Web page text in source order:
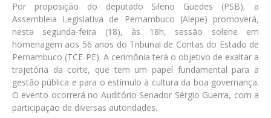
Por proposição do deputado Sileno Guedes (PSB), a
Assembleia Legislativa de Pernambuco (Alepe) promoverá,
nesta segunda-feira (18), às 18h, sessão solene em
homenagem aos 56 anos do Tribunal de Contas do Estado de
Pernambuco (TCE-PE). A cerimônia terá o objetivo de exaltar a
trajetória da corte, que tem um papel fundamental para a
gestão pública e para o estímulo à cultura da boa governança.
O evento ocorrerá no Auditório Senador Sérgio Guerra, com a
participação de diversas autoridades.